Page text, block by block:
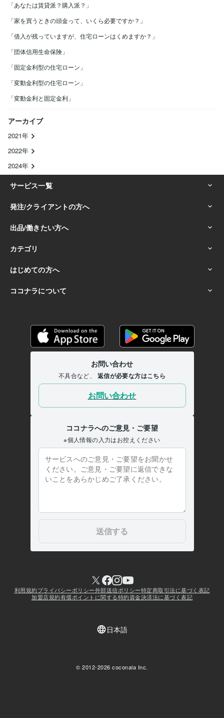
「あなたは賃貸派？購入派？」
「家を買うときの頭金って、いくら必要ですか？」
「借入が残っていますが、住宅ローンはくめますか？」
「団体信用生命保険」
「固定金利型の住宅ローン」
「変動金利型の住宅ローン」
「変動金利と固定金利」
アーカイブ
2021年
2022年
2024年